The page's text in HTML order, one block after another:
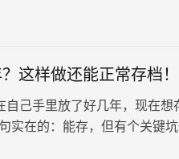
这样做还能正常存档！
己手里放了好几年，现在想
实在的：能存，但有个关键坑